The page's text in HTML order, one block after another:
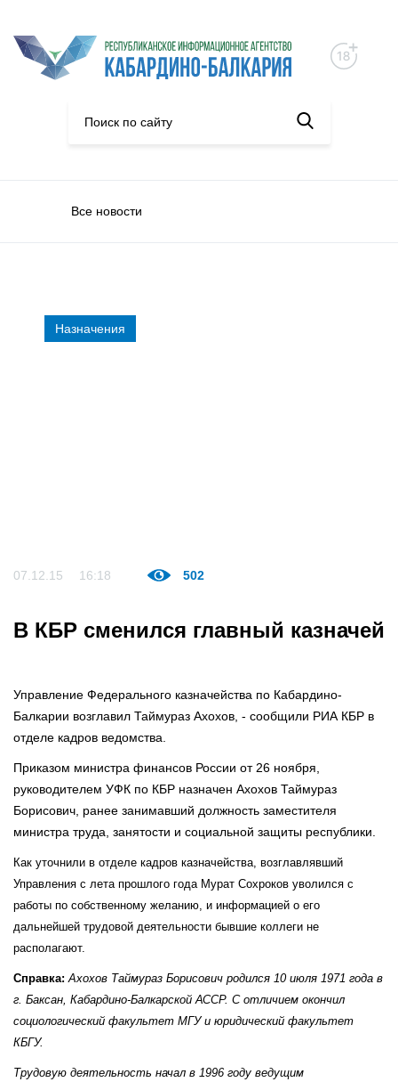
Все новости
Назначения
07.12.15 16:18 502
В КБР сменился главный казначей
Управление Федерального казначейства по Кабардино-
Балкарии возглавил Таймураз Ахохов, - сообщили РИА КБР в
отделе кадров ведомства.
Приказом министра финансов России от 26 ноября,
руководителем УФК по КБР назначен Ахохов Таймураз
Борисович, ранее занимавший должность заместителя
министра труда, занятости и социальной защиты республики.
Как уточнили в отделе кадров казначейства, возглавлявший
Управления с лета прошлого года Мурат Сохроков уволился с
работы по собственному желанию, и информацией о его
дальнейшей трудовой деятельности бывшие коллеги не
располагают.
Справка: Ахохов Таймураз Борисович родился 10 июля 1971 года в
г. Баксан, Кабардино-Балкарской АССР. С отличием окончил
социологический факультет МГУ и юридический факультет
КБГУ.
Трудовую деятельность начал в 1996 году ведущим